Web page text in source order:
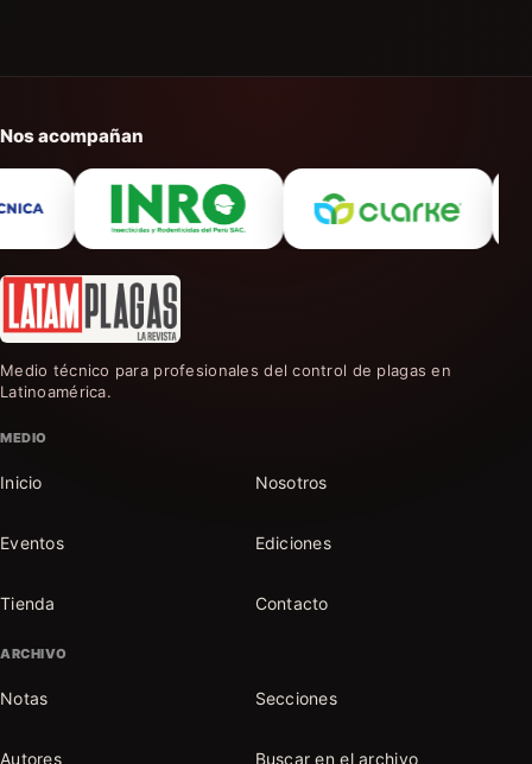
Nos acompañan
Medio técnico para profesionales del control de plagas en
Latinoamérica.
MEDIO
Inicio Nosotros
Eventos Ediciones
Tienda Contacto
ARCHIVO
Notas Secciones
Autores Buscar en el archivo